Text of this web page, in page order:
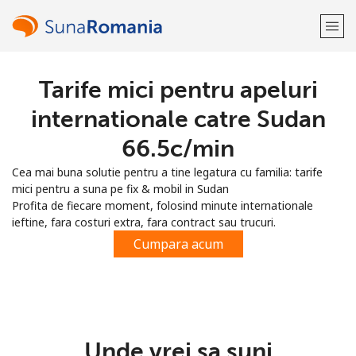
Bine-ai venit!
Inregistreaza-te cu
Tarife mici pentru apeluri
internationale catre Sudan
⁦66.5c⁩/min
Cea mai buna solutie pentru a tine legatura cu familia: tarife
mici pentru a suna pe fix & mobil in Sudan
Profita de fiecare moment, folosind minute internationale
ieftine, fara costuri extra, fara contract sau trucuri.
Cumpara acum